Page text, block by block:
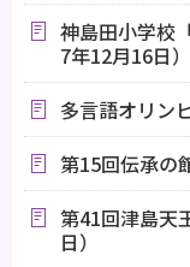
神島田小学校
7年12月16日）
多言語オリン
第15回伝承の
第41回津島天
日）